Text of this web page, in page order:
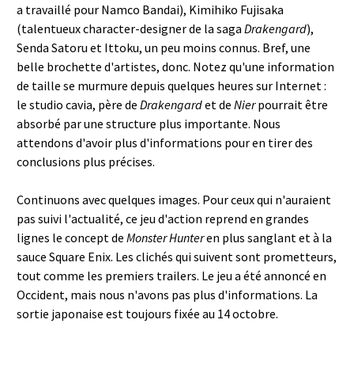
a travaillé pour Namco Bandai), Kimihiko Fujisaka
(talentueux character-designer de la saga Drakengard),
Senda Satoru et Ittoku, un peu moins connus. Bref, une
belle brochette d'artistes, donc. Notez qu'une information
de taille se murmure depuis quelques heures sur Internet :
le studio cavia, père de Drakengardet de Nierpourrait être
absorbé par une structure plus importante. Nous
attendons d'avoir plus d'informations pour en tirer des
conclusions plus précises.
Continuons avec quelques images. Pour ceux qui n'auraient
pas suivi l'actualité, ce jeu d'action reprend en grandes
lignes le concept de Monster Hunteren plus sanglant et à la
sauce Square Enix. Les clichés qui suivent sont prometteurs,
tout comme les premiers trailers. Le jeu a été annoncé en
Occident, mais nous n'avons pas plus d'informations. La
sortie japonaise est toujours fixée au 14 octobre.